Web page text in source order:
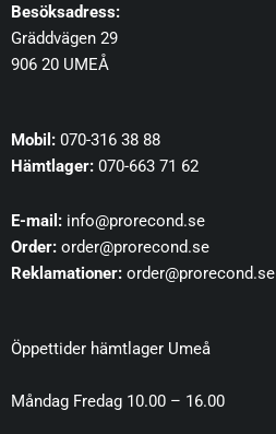
Besöksadress:
Gräddvägen 29
906 20 UMEÅ
Mobil: 070-316 38 88
Hämtlager: 070-663 71 62
E-mail: info@prorecond.se
Order: order@prorecond.se
Reklamationer: order@prorecond.se
Öppettider hämtlager Umeå
Måndag Fredag 10.00 – 16.00